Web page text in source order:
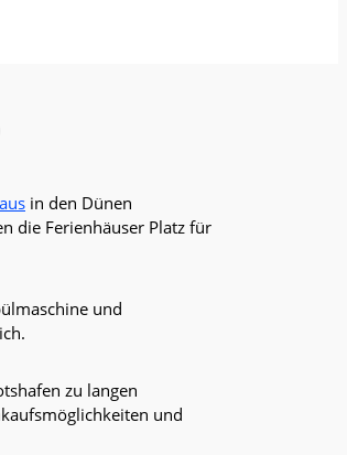
in den Dünen
die Ferienhäuser Platz für
und
zu langen
und